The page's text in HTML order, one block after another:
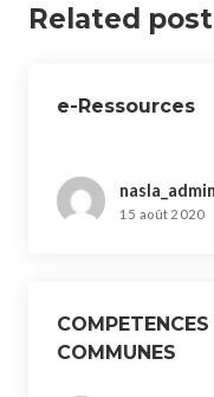
Related
e-Ressources
nasla_admin
15 août 2020
COMMUNES